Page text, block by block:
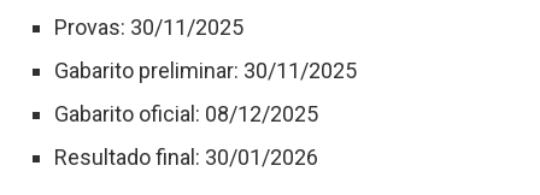
Provas: 30/11/2025
Gabarito preliminar: 30/11/2025
Gabarito oficial: 08/12/2025
Resultado final: 30/01/2026